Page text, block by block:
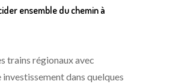
ensemble du chemin à
trains régionaux avec
dans quelques